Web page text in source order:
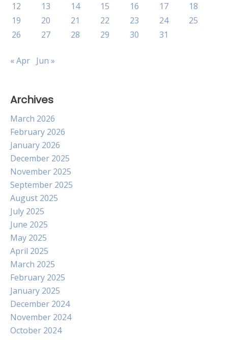
12
13 14 15 16 17
18
19
20 21 22 23 24
25
26
27 28 29 30 31
« Apr Jun »
Archives
March 2026
February 2026
January 2026
December 2025
November 2025
September 2025
August 2025
July 2025
June 2025
May 2025
April 2025
March 2025
February 2025
January 2025
December 2024
November 2024
October 2024